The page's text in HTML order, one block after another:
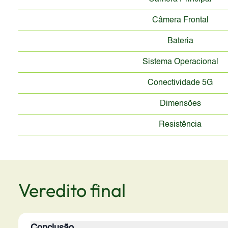
Câmera Frontal
Bateria
Sistema Operacional
Conectividade 5G
Dimensões
Resistência
Veredito final